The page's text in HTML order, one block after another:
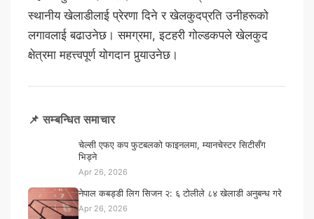
स्थानीय खेलाडीलाई प्रेरणा दिने र खेलकुदप्रति उनीहरूको
लगावलाई बढाउनेछ। समग्रमा, इटहरी गोल्डकपले खेलकुद
क्षेत्रमा महत्त्वपूर्ण योगदान पुर्‍याउनेछ।
📌 सम्बन्धित समाचार
चेल्सी एफए कप फुटबलको फाइनलमा, म्यानचेस्टर सिटीसँग
भिड्ने
Apr 26, 2026
नेपाल कबड्डी लिग सिजन २: ६ टोलीले ८४ खेलाडी अनुबन्ध गरे
Apr 26, 2026